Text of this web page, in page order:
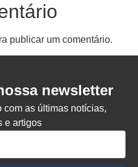
publicar um comentário.
newsletter
com as últimas notícias,
e artigos